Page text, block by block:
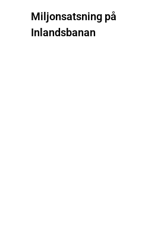
Miljonsatsning på
Inlandsbanan